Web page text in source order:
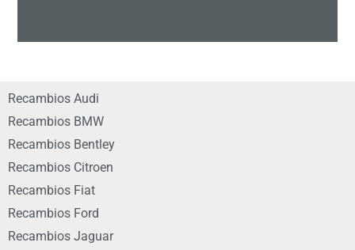
Recambios Audi
Recambios BMW
Recambios Bentley
Recambios Citroen
Recambios Fiat
Recambios Ford
Recambios Jaguar